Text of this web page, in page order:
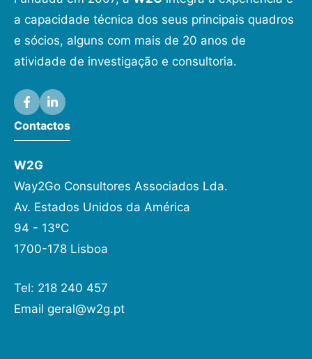
a capacidade técnica dos seus principais quadros
e sócios, alguns com mais de 20 anos de
atividade de investigação e consultoria.
Contactos
W2G
Way2Go Consultores Associados Lda.
Av. Estados Unidos da América
94 - 13ºC
1700-178 Lisboa
Tel: 218 240 457
Email geral@w2g.pt